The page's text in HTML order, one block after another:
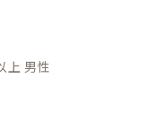
上 男性